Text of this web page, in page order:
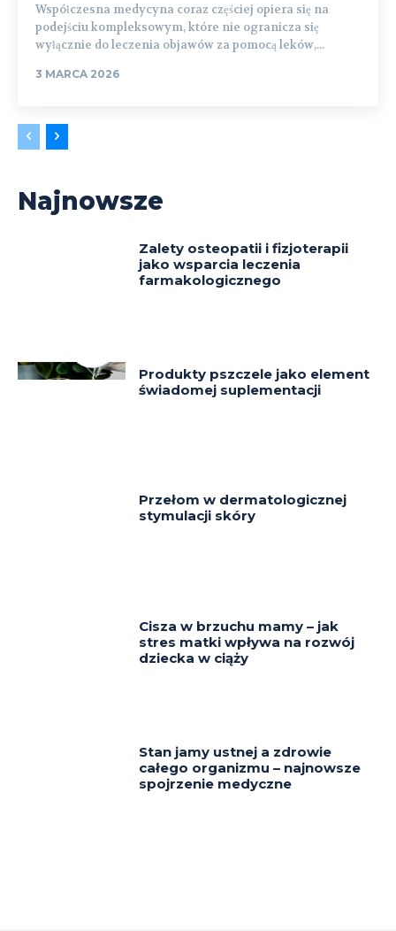
Współczesna medycyna coraz częściej opiera się na
podejściu kompleksowym, które nie ogranicza się
wyłącznie do leczenia objawów za pomocą leków,...
3 MARCA 2026
Najnowsze
Zalety osteopatii i fizjoterapii
jako wsparcia leczenia
farmakologicznego
Produkty pszczele jako element
świadomej suplementacji
Przełom w dermatologicznej
stymulacji skóry
Cisza w brzuchu mamy – jak
stres matki wpływa na rozwój
dziecka w ciąży
Stan jamy ustnej a zdrowie
całego organizmu – najnowsze
spojrzenie medyczne